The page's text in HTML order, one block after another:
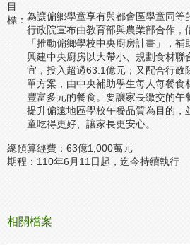
目
標： 為讓偏鄉學童享有與都會區學童同等
行政院宣布由教育部與農業部合作，
「推動偏鄉學校中央廚房計畫」，
興建中央廚房以大帶小、規劃食材聯
宜，投入超過63.1億元；又配合行政
單方案，由中央補助學生每人每餐食
豐富多元的餐食。要讓家長繳交的午
提升偏遠地區學校午餐品質為目的，
童吃得更好、讓家長更安心。
總預算經費： 63億1,000萬元
期程： 110年6月11日起，迄今持續執行
相關檔案